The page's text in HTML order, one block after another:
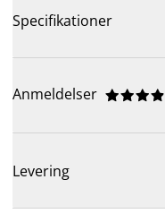
Specifikationer
Anmeldelser 




Levering